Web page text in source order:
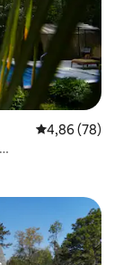
Середня
4,86 (78)